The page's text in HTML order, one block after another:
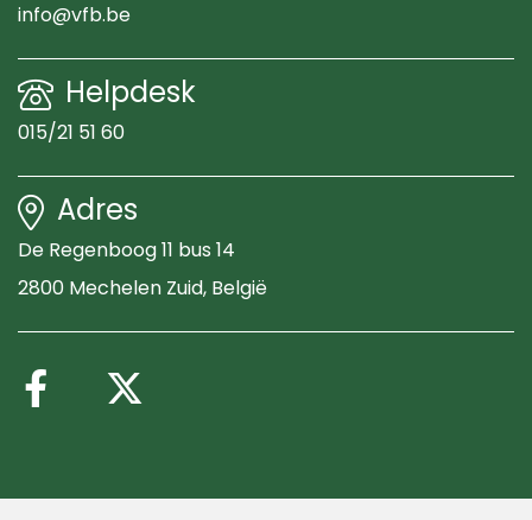
info@vfb.be
Helpdesk
015/21 51 60
Adres
De Regenboog 11 bus 14
2800 Mechelen Zuid, België
Volg ons op Facebook